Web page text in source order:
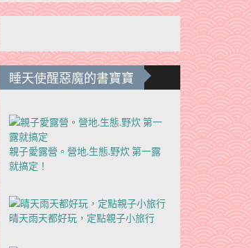
睡天使醒惡魔的書寶寶
親子愛露營。營地.生態.野炊 第一露
就搞定！
晴天雨天都好玩，定點親子小旅行